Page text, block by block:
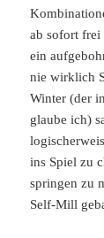
ab sofort
ein
nie wirklich
Winter (der
glaube ich)
ins Spiel zu
springen zu
Self-Mill